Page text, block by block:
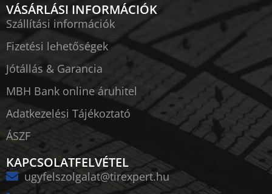
VÁSÁRLÁSI INFORMÁCIÓK
Szállítási információk
Fizetési lehetőségek
Jótállás & Garancia
MBH Bank online áruhitel
Adatkezelési Tájékoztató
ÁSZF
KAPCSOLATFELVÉTEL
ugyfelszolgalat@tirexpert.hu